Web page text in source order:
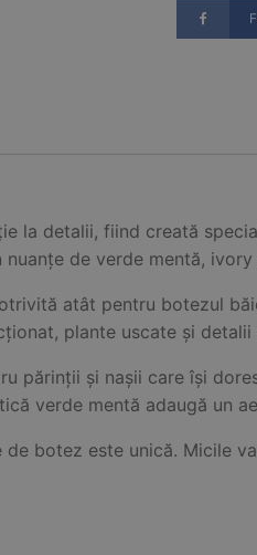
la detalii, fiind creată
de verde mentă,
atât pentru botezul
plante uscate și
părinții și nașii care își
verde mentă adaugă un
de botez este unică.